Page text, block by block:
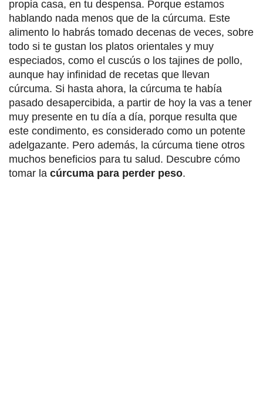
propia casa, en tu despensa. Porque estamos
hablando nada menos que de la cúrcuma. Este
alimento lo habrás tomado decenas de veces, sobre
todo si te gustan los platos orientales y muy
especiados, como el cuscús o los tajines de pollo,
aunque hay infinidad de recetas que llevan
cúrcuma. Si hasta ahora, la cúrcuma te había
pasado desapercibida, a partir de hoy la vas a tener
muy presente en tu día a día, porque resulta que
este condimento, es considerado como un potente
adelgazante. Pero además, la cúrcuma tiene otros
muchos beneficios para tu salud. Descubre cómo
tomar la cúrcuma para perder peso.